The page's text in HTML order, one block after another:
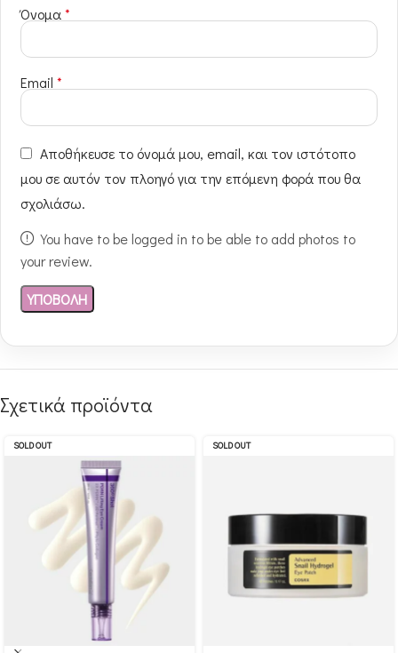
Όνομα*
Email *
Αποθήκευσε το όνομά μου, email, και τον ιστότοπο
μου σε αυτόν τον πλοηγό για την επόμενη φορά που θα
σχολιάσω.
You have to be logged in to be able to add photos to
your review.
Σχετικά προϊόντα
SOLD OUT SOLD OUT